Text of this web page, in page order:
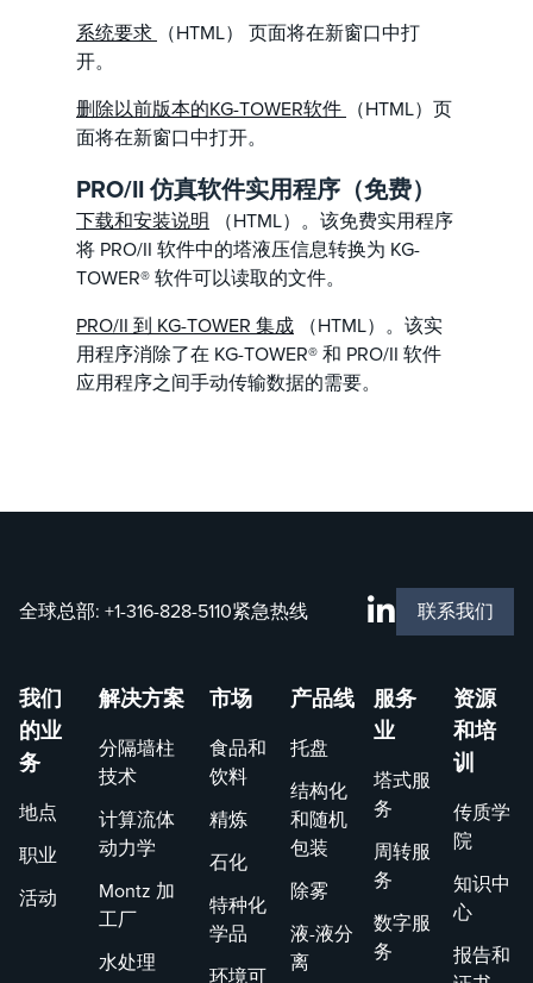
系统要求
（HTML） 页面将在新窗口中打
开。
删除以前版本的KG-TOWER软件
（HTML）页
面将在新窗口中打开。
PRO/II 仿真软件实用程序（免费）
下载和安装说明 （HTML）。该免费实用程序
将 PRO/II 软件中的塔液压信息转换为 KG-
TOWER® 软件可以读取的文件。
PRO/II 到 KG-TOWER 集成 （HTML）。该实
用程序消除了在 KG-TOWER® 和 PRO/II 软件
应用程序之间手动传输数据的需要。
全球总部: +1-316-828-5110紧急热线 联系我们
我们
的业
务
地点
职业
活动
解决方案
分隔墙柱
技术
计算流体
动力学
Montz 加
工厂
水处理
市场
食品和
饮料
精炼
石化
特种化
学品
环境可
产品线
托盘
结构化
和随机
包装
除雾
液-液分
离
服务
业
塔式服
务
周转服
务
数字服
务
资源
和培
训
传质学
院
知识中
心
报告和